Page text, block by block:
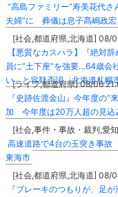
“高島ファミリー”寿美花代
夫婦”に 葬儀は息子髙嶋政
[社会,都道府県,北海道] 08/
【悪質なカスハラ】『絶対
員に”土下座”を強要…64歳会
い」と容疑否認〈北海道札幌
[ライフ,都道府県] 08/06
『史跡佐渡金山』今年度の“
加 今年度は20万人超の見込
[社会,事件・事故・裁判,愛
高速道路で4台の玉突き事
東海市
[社会,都道府県,北海道] 08/
『ブレーキのつもりが、足